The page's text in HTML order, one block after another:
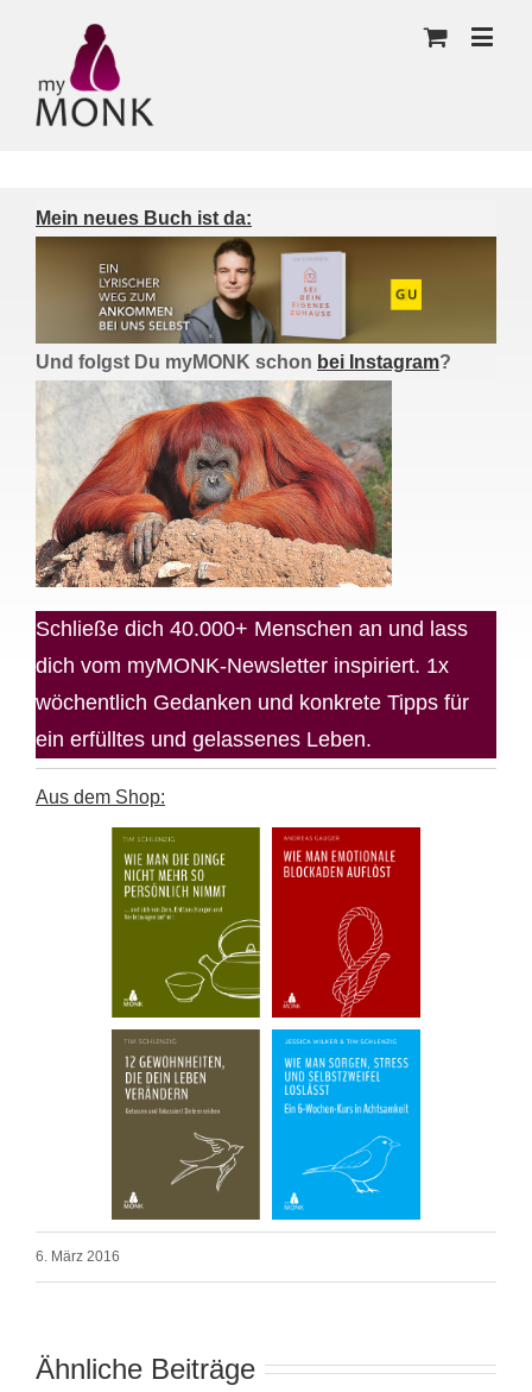
Mein neues Buch ist da:
Und folgst Du myMONK schon bei Instagram?
Schließe dich 40.000+ Menschen an und lass
dich vom myMONK-Newsletter inspiriert. 1x
wöchentlich Gedanken und konkrete Tipps für
ein erfülltes und gelassenes Leben.
Aus dem Shop:
6. März 2016
Ähnliche Beiträge